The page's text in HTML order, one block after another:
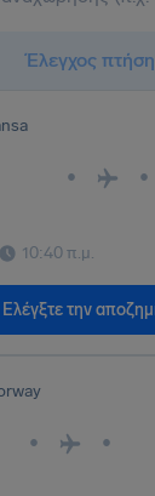
Έλεγχος
• •
10:40 π.μ.
Ελέγξτε την
• •